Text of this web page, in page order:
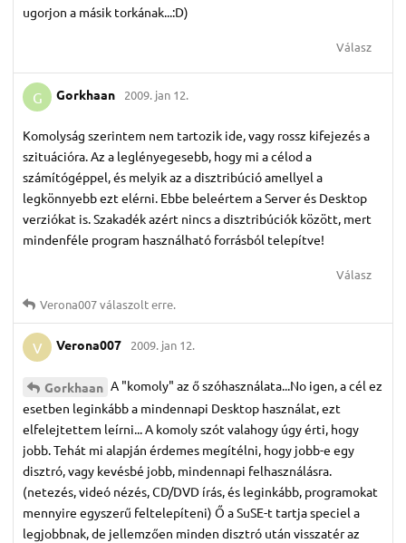
ugorjon a másik torkának...:D)
Válasz
G Gorkhaan 2009. jan 12.
Komolyság szerintem nem tartozik ide, vagy rossz kifejezés a
szituációra. Az a leglényegesebb, hogy mi a célod a
számítógéppel, és melyik az a disztribúció amellyel a
legkönnyebb ezt elérni. Ebbe beleértem a Server és Desktop
verziókat is. Szakadék azért nincs a disztribúciók között, mert
mindenféle program használható forrásból telepítve!
Válasz
Verona007válaszolt erre.
V Verona007 2009. jan 12.
Gorkhaan A "komoly" az ő szóhasználata...No igen, a cél ez
esetben leginkább a mindennapi Desktop használat, ezt
elfelejtettem leírni... A komoly szót valahogy úgy érti, hogy
jobb. Tehát mi alapján érdemes megítélni, hogy jobb-e egy
disztró, vagy kevésbé jobb, mindennapi felhasználásra.
(netezés, videó nézés, CD/DVD írás, és leginkább, programokat
mennyire egyszerű feltelepíteni) Ő a SuSE-t tartja speciel a
legjobbnak, de jellemzően minden disztró után visszatér az